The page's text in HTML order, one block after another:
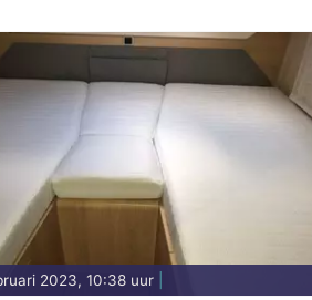
2023, 10:38 uur|